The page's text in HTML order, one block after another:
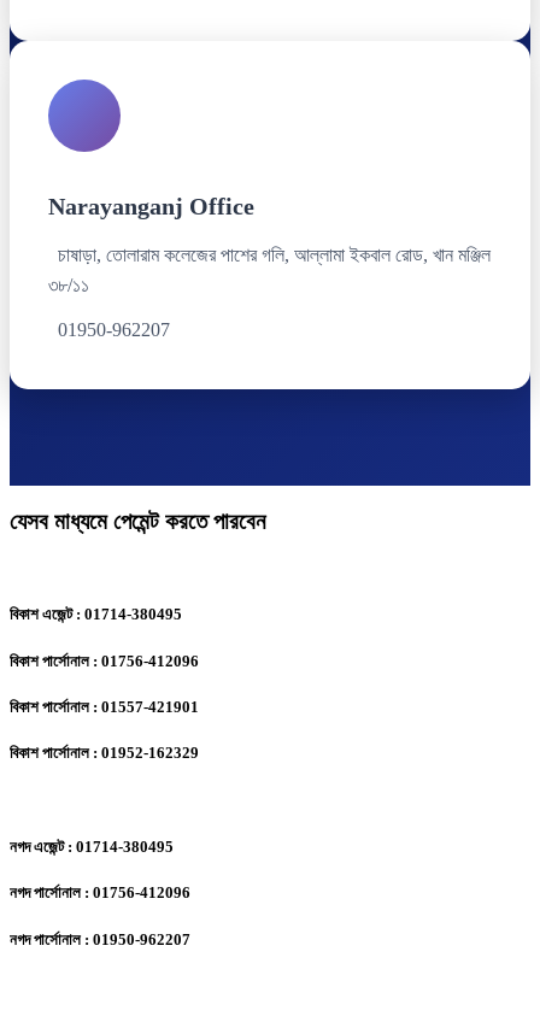
Narayanganj Office
চাষাড়া, তোলারাম কলেজের পাশের গলি, আল্লামা ইকবাল রোড, খান মঞ্জিল
৩৮/১১
01950-962207
যেসব মাধ্যমে পেমেন্ট করতে পারবেন
বিকাশ এজেন্ট : 01714-380495
বিকাশ পার্সোনাল : 01756-412096
বিকাশ পার্সোনাল : 01557-421901
বিকাশ পার্সোনাল : 01952-162329
নগদ এজেন্ট : 01714-380495
নগদ পার্সোনাল : 01756-412096
নগদ পার্সোনাল : 01950-962207